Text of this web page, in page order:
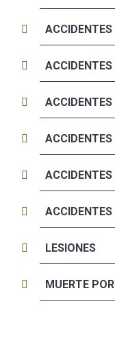
ACCIDENTES
LESIONES
MUERTE